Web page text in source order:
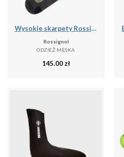
Wysokie skarpety Rossignol Sidelhorn
Rossignol
ODZIEŻ MĘSKA
145.00 zł